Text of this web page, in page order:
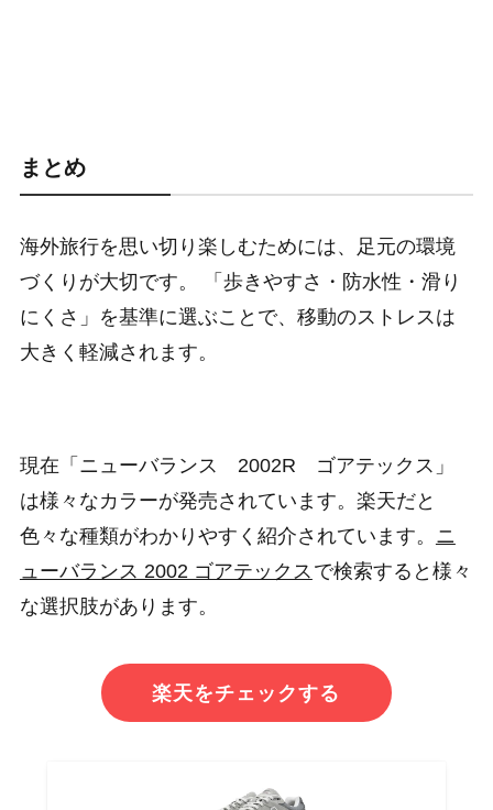
まとめ
海外旅行を思い切り楽しむためには、足元の環境
づくりが大切です。 「歩きやすさ・防水性・滑り
にくさ」を基準に選ぶことで、移動のストレスは
大きく軽減されます。
現在「ニューバランス 2002R ゴアテックス」
は様々なカラーが発売されています。楽天だと
色々な種類がわかりやすく紹介されています。 ニ
ューバランス 2002 ゴアテックス で検索すると様々
な選択肢があります。
楽天をチェックする